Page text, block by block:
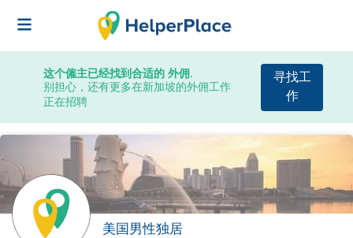
这个僱主已经找到合适的 外佣.
别担心，还有更多在新加坡的外佣工作
正在招聘
寻找工
作
美国男性独居